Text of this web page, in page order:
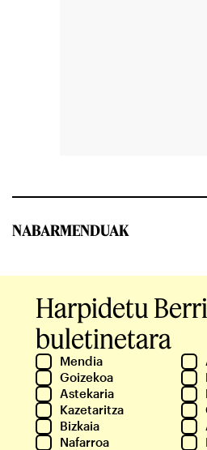
NABARMENDUAK
Harpidetu
buletinetara
Mendia
Goizekoa
Astekaria
Kazetaritza
Bizkaia
Nafarroa